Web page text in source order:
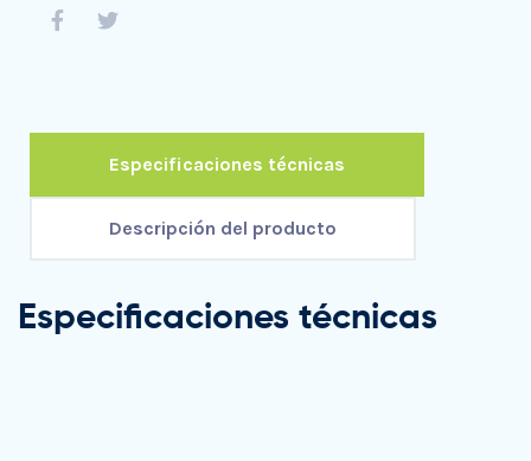
Especificaciones técnicas
Descripción del producto
Especificaciones técnicas